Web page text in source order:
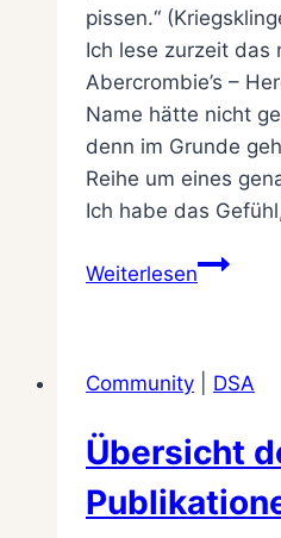
pissen.“
Ich lese zurzeit das
Abercrombie’s –
Name hätte nicht
denn im Grunde
Reihe um eines
Ich habe das
Weiterlesen
Community
DSA
Übersicht